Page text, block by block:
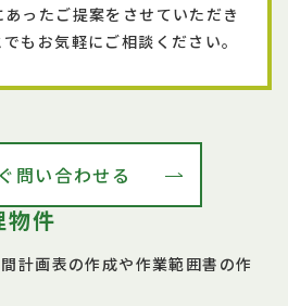
ったご提案をさせていただき
もお気軽にご相談ください。
問い合わせる
件
計画表の作成や作業範囲書の作